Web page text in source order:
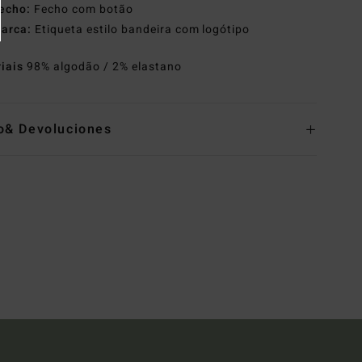
Fecho: Fecho com botão
Marca: Etiqueta estilo bandeira com logótipo
98% algodão / 2% elastano
Devoluciones